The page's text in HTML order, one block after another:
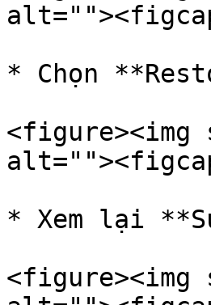
* Chọn
<figure><img
* Xem lại
<figure><img